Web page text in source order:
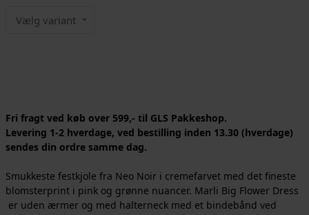
Vælg variant
Fri fragt ved køb over 599,- til GLS Pakkeshop.
Levering 1-2 hverdage, ved bestilling inden 13.30 (hverdage)
sendes din ordre samme dag.
Smukkeste festkjole fra Neo Noir i cremefarvet med det fineste
blomsterprint i pink og grønne nuancer. Marli Big Flower Dress
er uden ærmer og med halterneck med et bindebånd ved